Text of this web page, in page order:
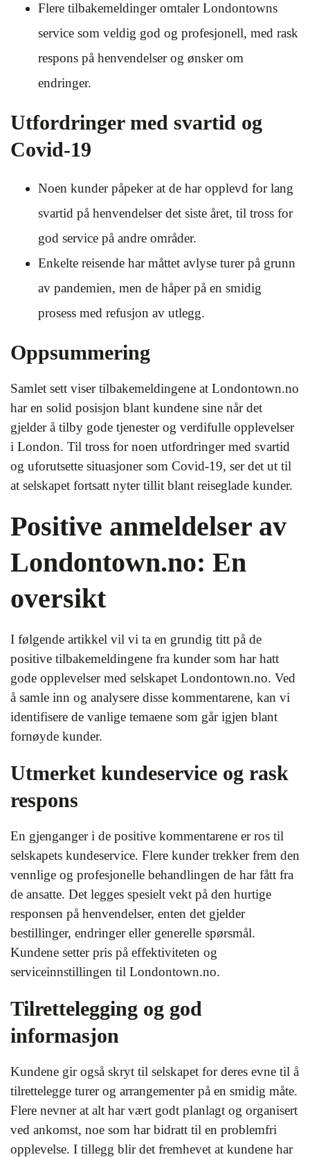
Flere tilbakemeldinger omtaler Londontowns
service som veldig god og profesjonell, med rask
respons på henvendelser og ønsker om
endringer.
Utfordringer med svartid og
Covid-19
Noen kunder påpeker at de har opplevd for lang
svartid på henvendelser det siste året, til tross for
god service på andre områder.
Enkelte reisende har måttet avlyse turer på grunn
av pandemien, men de håper på en smidig
prosess med refusjon av utlegg.
Oppsummering
Samlet sett viser tilbakemeldingene at Londontown.no
har en solid posisjon blant kundene sine når det
gjelder å tilby gode tjenester og verdifulle opplevelser
i London. Til tross for noen utfordringer med svartid
og uforutsette situasjoner som Covid-19, ser det ut til
at selskapet fortsatt nyter tillit blant reiseglade kunder.
Positive anmeldelser av
Londontown.no: En
oversikt
I følgende artikkel vil vi ta en grundig titt på de
positive tilbakemeldingene fra kunder som har hatt
gode opplevelser med selskapet Londontown.no. Ved
å samle inn og analysere disse kommentarene, kan vi
identifisere de vanlige temaene som går igjen blant
fornøyde kunder.
Utmerket kundeservice og rask
respons
En gjenganger i de positive kommentarene er ros til
selskapets kundeservice. Flere kunder trekker frem den
vennlige og profesjonelle behandlingen de har fått fra
de ansatte. Det legges spesielt vekt på den hurtige
responsen på henvendelser, enten det gjelder
bestillinger, endringer eller generelle spørsmål.
Kundene setter pris på effektiviteten og
serviceinnstillingen til Londontown.no.
Tilrettelegging og god
informasjon
Kundene gir også skryt til selskapet for deres evne til å
tilrettelegge turer og arrangementer på en smidig måte.
Flere nevner at alt har vært godt planlagt og organisert
ved ankomst, noe som har bidratt til en problemfri
opplevelse. I tillegg blir det fremhevet at kundene har